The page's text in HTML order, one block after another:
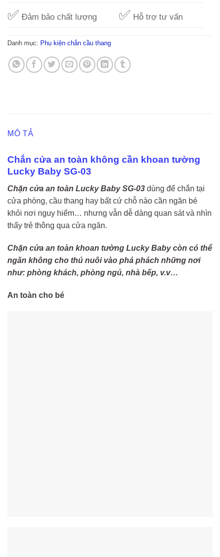
✅ Đảm bảo chất lượng ✅ Hỗ trợ tư vấn
Danh mục: Phụ kiện chắn cầu thang
MÔ TẢ
Chắn cửa an toàn không cần khoan tường
Lucky Baby SG-03
Chặn cửa an toàn Lucky Baby SG-03 dùng để chắn tại
cửa phòng, cầu thang hay bất cứ chỗ nào cần ngăn bé
khỏi nơi nguy hiểm… nhưng vẫn dễ dàng quan sát và nhìn
thấy trẻ thông qua cửa ngăn.
Chặn cửa an toàn khoan tường Lucky Baby còn có thể
ngăn không cho thú nuôi vào phá phách những nơi
như: phòng khách, phòng ngủ, nhà bếp, v.v…
An toàn cho bé